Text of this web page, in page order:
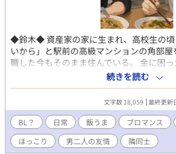
◆鈴木◆ 資産家の家に生まれ、高校生の
いから」と駅前の高級マンションの角部
職した今もそのまま住んでいる。 金に困
高学歴、運動神経抜群のイケメンで、女性
らは妬まれ、本当の友人と呼べるような
士の友情に免疫がなく、憧れている。 ◆
伸びと育つ。就職を機に上京し、鈴木の
越してきた。 都会生活に緊張していたが、
毎日を楽しむゆとりができた。 こんな鈴木
しか毎週のように一緒に食事をするように
続きを読む
文字数 18,059 最終更新
BL？ 日常 飯うま ブロマンス
ほっこり
男二人の友情 隣同士